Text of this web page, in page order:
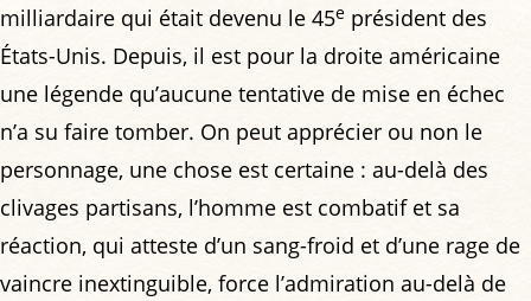
milliardaire qui était devenu le 45e président des
États-Unis. Depuis, il est pour la droite américaine
une légende qu’aucune tentative de mise en échec
n’a su faire tomber. On peut apprécier ou non le
personnage, une chose est certaine : au-delà des
clivages partisans, l’homme est combatif et sa
réaction, qui atteste d’un sang-froid et d’une rage de
vaincre inextinguible, force l’admiration au-delà de